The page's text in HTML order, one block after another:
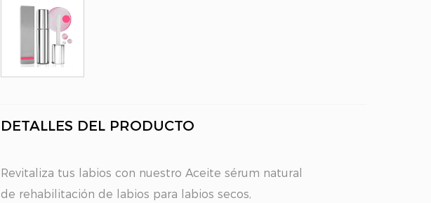
DETALLES DEL PRODUCTO
Revitaliza tus labios con nuestro Aceite sérum natural
de rehabilitación de labios para labios secos,